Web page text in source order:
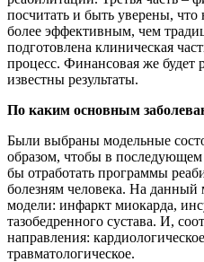
посчитать и быть уверены,
более эффективным, чем
подготовлена клиническая
процесс. Финансовая же будет
известны результаты.
По каким основным
Были выбраны модельные
образом, чтобы в
бы отработать программы
болезням человека. На
модели: инфаркт миокарда,
тазобедренного сустава. И,
направления:
травматологическое.